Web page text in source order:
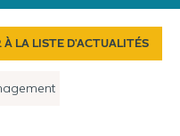
À LA LISTE D'ACTUALITÉS